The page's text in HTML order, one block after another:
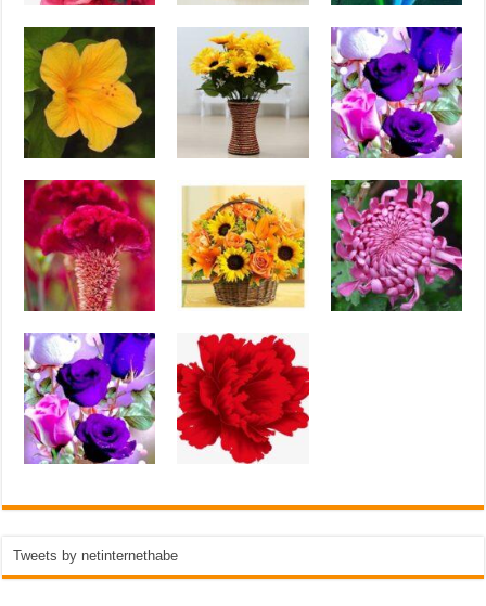
Tweets by netinternethabe